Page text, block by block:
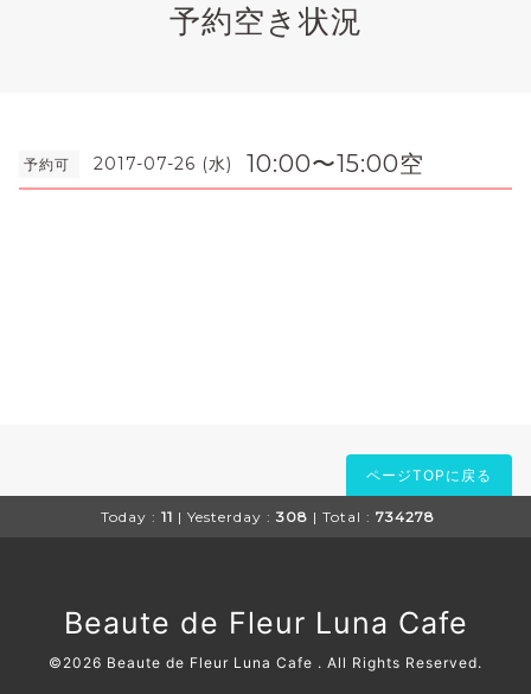
予約空き状況
予約可 2017-07-26 (水) 10:00〜15:00空
ページTOPに戻る
Today : 11 | Yesterday : 308 | Total : 734278
Beaute de Fleur Luna Cafe
©2026 Beaute de Fleur Luna Cafe . All Rights Reserved.